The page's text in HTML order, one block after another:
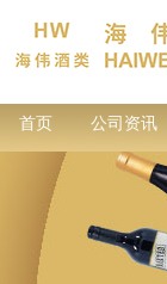
首页 公司资讯